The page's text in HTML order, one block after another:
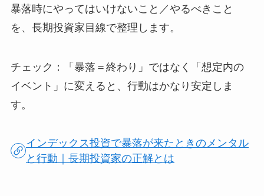
暴落時にやってはいけないこと／やるべきこと
を、長期投資家目線で整理します。
チェック：「暴落＝終わり」ではなく「想定内の
イベント」に変えると、行動はかなり安定しま
す。
インデックス投資で暴落が来たときのメンタル
と行動｜長期投資家の正解とは